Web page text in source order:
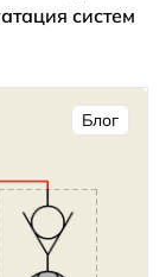
систем
Блог